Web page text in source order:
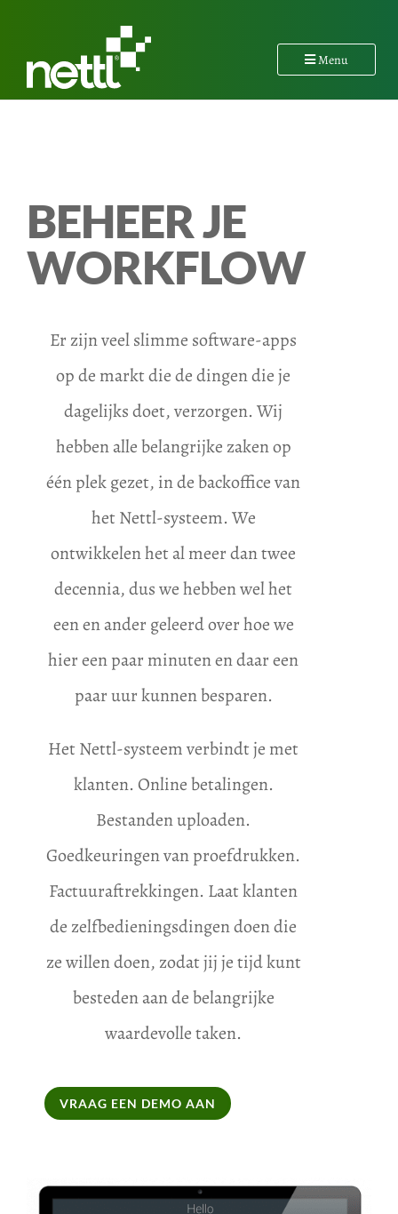
Menu
BEHEER JE
WORKFLOW
Er zijn veel slimme software-apps
op de markt die de dingen die je
dagelijks doet, verzorgen. Wij
hebben alle belangrijke zaken op
één plek gezet, in de backoffice van
het Nettl-systeem. We
ontwikkelen het al meer dan twee
decennia, dus we hebben wel het
een en ander geleerd over hoe we
hier een paar minuten en daar een
paar uur kunnen besparen.
Het Nettl-systeem verbindt je met
klanten. Online betalingen.
Bestanden uploaden.
Goedkeuringen van proefdrukken.
Factuuraftrekkingen. Laat klanten
de zelfbedieningsdingen doen die
ze willen doen, zodat jij je tijd kunt
besteden aan de belangrijke
waardevolle taken.
VRAAG EEN DEMO AAN